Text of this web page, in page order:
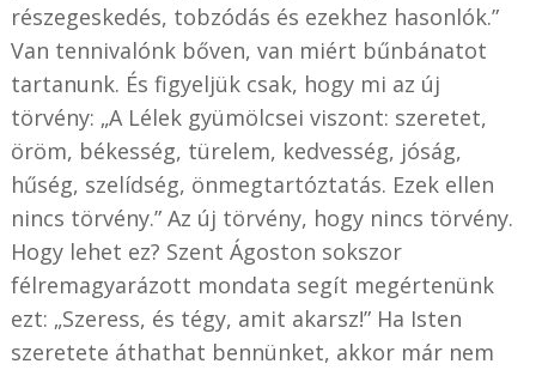
részegeskedés, tobzódás és ezekhez hasonlók.”
Van tennivalónk bőven, van miért bűnbánatot
tartanunk. És figyeljük csak, hogy mi az új
törvény: „A Lélek gyümölcsei viszont: szeretet,
öröm, békesség, türelem, kedvesség, jóság,
hűség, szelídség, önmegtartóztatás. Ezek ellen
nincs törvény.” Az új törvény, hogy nincs törvény.
Hogy lehet ez? Szent Ágoston sokszor
félremagyarázott mondata segít megértenünk
ezt: „Szeress, és tégy, amit akarsz!” Ha Isten
szeretete áthathat bennünket, akkor már nem